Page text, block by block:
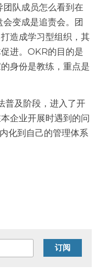
队成员怎么看到在
变成是追责会。团
造成学习型组织，其
进。OKR的目的是
身份是教练，重点是
企业开展时遇到的问
化到自己的管理体系
订阅